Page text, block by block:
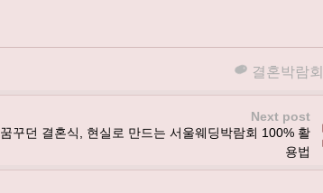
결혼박람회
Next post
꿈꾸던 결혼식, 현실로 만드는 서울웨딩박람회 100% 활
용법